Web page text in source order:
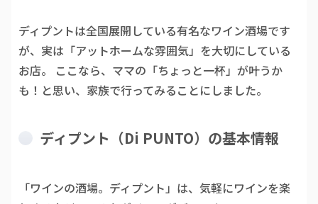
ディプントは全国展開している有名なワイン酒場です
が、実は「アットホームな雰囲気」を大切にしている
お店。 ここなら、ママの「ちょっと一杯」が叶うか
も！と思い、家族で行ってみることにしました。
ディプント（Di PUNTO）の基本情報
「ワインの酒場。ディプント」は、気軽にワインを楽